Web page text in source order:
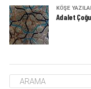
KÖŞE
Adalet